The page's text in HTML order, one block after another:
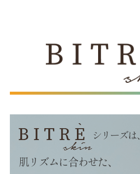
シリーズは、
肌リズムに合わせた、